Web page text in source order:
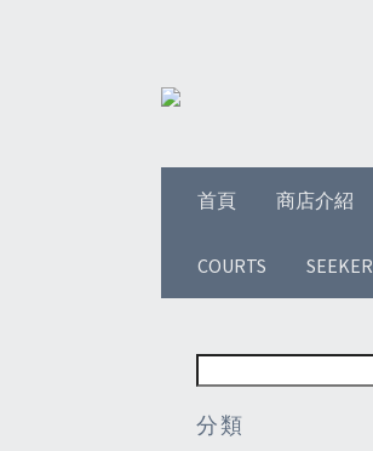
首頁 商店介紹
COURTS SEEKER
分類